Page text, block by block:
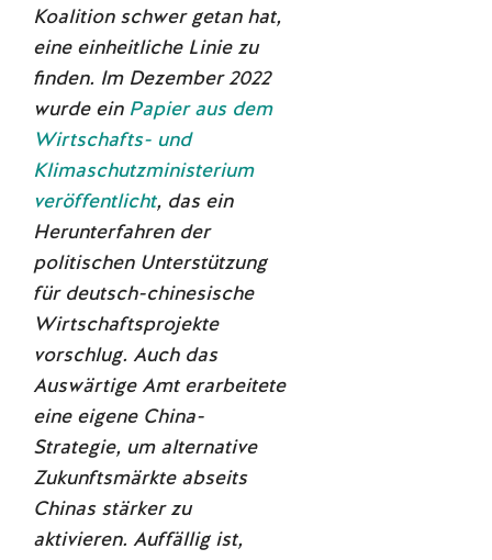
Koalition schwer getan hat,
eine einheitliche Linie zu
finden. Im Dezember 2022
wurde ein Papier aus dem
Wirtschafts- und
Klimaschutzministerium
veröffentlicht, das ein
Herunterfahren der
politischen Unterstützung
für deutsch-chinesische
Wirtschaftsprojekte
vorschlug. Auch das
Auswärtige Amt erarbeitete
eine eigene China-
Strategie, um alternative
Zukunftsmärkte abseits
Chinas stärker zu
aktivieren. Auffällig ist,